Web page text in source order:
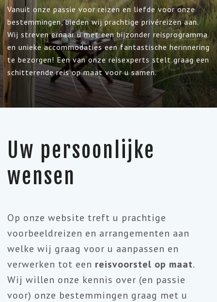
Vanuit onze passie voor reizen en liefde voor onze
bestemmingen, bieden wij prachtige privéreizen aan.
Wij streven ernaar u met een bijzonder reisprogramma
en unieke accommodaties een fantastische herinnering
te bezorgen! Een van onze reisexperts stelt graag een
schitterende reis op maat voor u samen.
Uw persoonlijke
wensen
Op onze website treft u prachtige
voorbeeldreizen en arrangementen aan
welke wij graag voor u aanpassen en
verwerken tot een reisvoorstel op maat.
Wij willen onze kennis over (en passie
voor) onze bestemmingen graag met u